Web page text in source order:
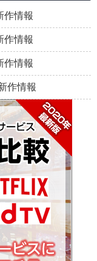
作情報
作情報
作情報
作情報